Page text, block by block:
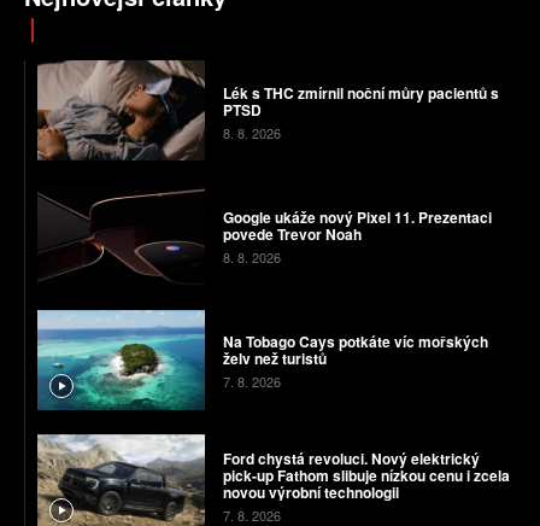
Lék s THC zmírnil noční můry pacientů s
PTSD
8. 8. 2026
Google ukáže nový Pixel 11. Prezentaci
povede Trevor Noah
8. 8. 2026
Na Tobago Cays potkáte víc mořských
želv než turistů
7. 8. 2026
Ford chystá revoluci. Nový elektrický
pick-up Fathom slibuje nízkou cenu i zcela
novou výrobní technologii
7. 8. 2026